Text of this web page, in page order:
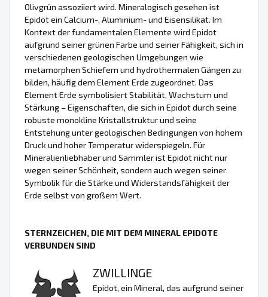
Olivgrün assoziiert wird. Mineralogisch gesehen ist
Epidot ein Calcium-, Aluminium- und Eisensilikat. Im
Kontext der fundamentalen Elemente wird Epidot
aufgrund seiner grünen Farbe und seiner Fähigkeit, sich in
verschiedenen geologischen Umgebungen wie
metamorphen Schiefern und hydrothermalen Gängen zu
bilden, häufig dem Element Erde zugeordnet. Das
Element Erde symbolisiert Stabilität, Wachstum und
Stärkung – Eigenschaften, die sich in Epidot durch seine
robuste monokline Kristallstruktur und seine
Entstehung unter geologischen Bedingungen von hohem
Druck und hoher Temperatur widerspiegeln. Für
Mineralienliebhaber und Sammler ist Epidot nicht nur
wegen seiner Schönheit, sondern auch wegen seiner
Symbolik für die Stärke und Widerstandsfähigkeit der
Erde selbst von großem Wert.
STERNZEICHEN, DIE MIT DEM MINERAL EPIDOTE
VERBUNDEN SIND
ZWILLINGE
Epidot, ein Mineral, das aufgrund seiner